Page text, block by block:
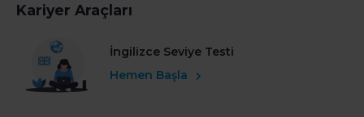
Kariyer Araçları
İngilizce Seviye Testi
Hemen Başla